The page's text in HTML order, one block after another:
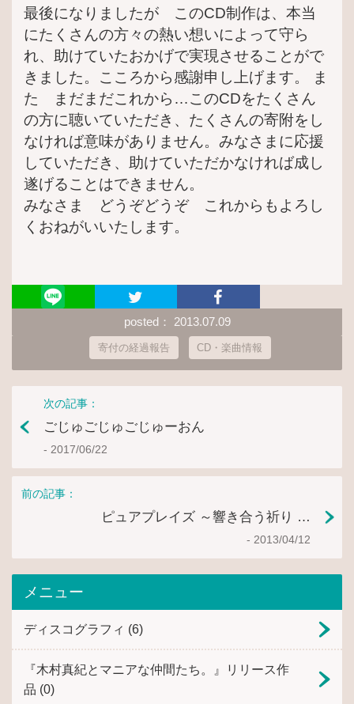
最後になりましたが このCD制作は、本当
にたくさんの方々の熱い想いによって守ら
れ、助けていたおかげで実現させることがで
きました。こころから感謝申し上げます。 ま
た まだまだこれから…このCDをたくさん
の方に聴いていただき、たくさんの寄附をし
なければ意味がありません。みなさまに応援
していただき、助けていただかなければ成し
遂げることはできません。
みなさま どうぞどうぞ これからもよろし
くおねがいいたします。
posted： 2013.07.09
寄付の経過報告 CD・楽曲情報
次の記事：
ごじゅごじゅごじゅーおん
- 2017/06/22
前の記事：
ピュアプレイズ ～響き合う祈り …
- 2013/04/12
メニュー
ディスコグラフィ (6)
『木村真紀とマニアな仲間たち。』リリース作
品 (0)